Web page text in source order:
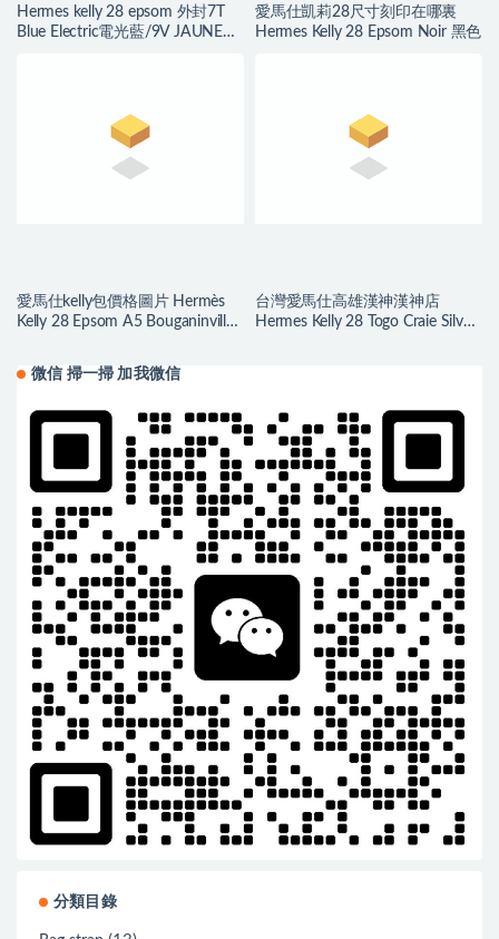
Hermes kelly 28 epsom 外封7T
Blue Electric電光藍/9V JAUNE
愛馬仕凱莉28尺寸刻印在哪裏
Hermes Kelly 28 Epsom Noir 黑色
愛馬仕kelly包價格圖片 Hermès
Kelly 28 Epsom A5 Bouganinviller
台灣愛馬仕高雄漢神漢神店
Hermes Kelly 28 Togo Craie Silver
微信 掃一掃 加我微信
分類目錄